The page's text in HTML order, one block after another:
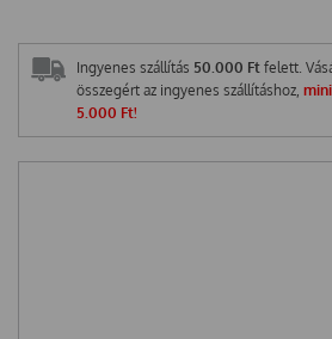
Ingyenes szállítás 50.000 Ft felett.
összegért az ingyenes szállításhoz,
5.000 Ft!